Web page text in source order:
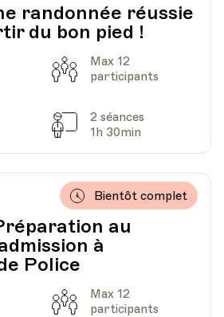
populaire de Lausanne -
Marché 2, Lausanne
randonnée réussie
du bon pied !
Capacité
Max 12
participants
Séances
2 séances
1h 30min
au
à
Police
Bientôt complet
Capacité
Max 12
participants